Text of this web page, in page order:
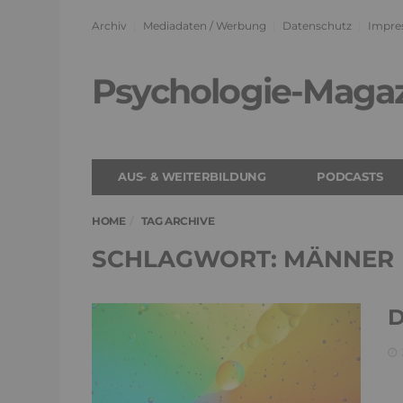
Archiv Mediadaten / Werbung Datenschutz
Psychologie-
AUS- & WEITERBILDUNG PODCASTS
HOME TAG ARCHIVE
SCHLAGWORT: MÄNNER